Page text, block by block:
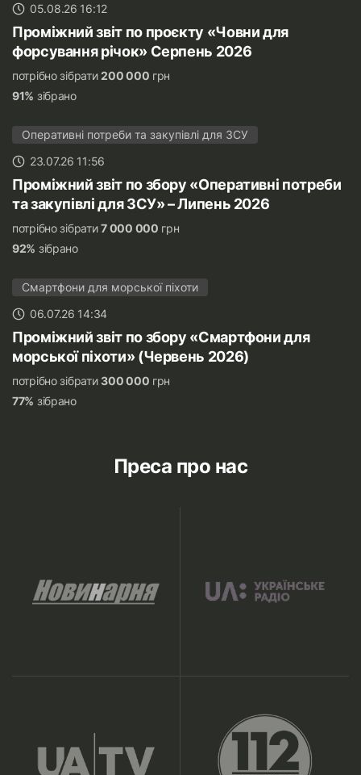
05.08.26 16:12
Проміжний звіт по проєкту «Човни для
форсування річок» Серпень 2026
потрібно зібрати200 000 грн
91% зібрано
Оперативні потреби та закупівлі для ЗСУ
23.07.26 11:56
Проміжний звіт по збору «Оперативні потреби
та закупівлі для ЗСУ» – Липень 2026
потрібно зібрати7 000 000 грн
92% зібрано
Смартфони для морської піхоти
06.07.26 14:34
Проміжний звіт по збору «Смартфони для
морської піхоти» (Червень 2026)
потрібно зібрати300 000 грн
77% зібрано
Преса про нас